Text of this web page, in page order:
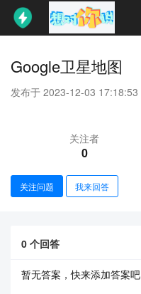
Google卫星地图
发布于 2023-12-03 17:18:53
关注者
0
关注问题 我来回答
0 个回答
暂无答案，快来添加答案吧